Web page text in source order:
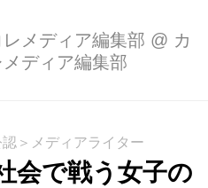
レメディア編集部 @ カ
メディア編集部
認＞メディアライター
会で戦う女子の